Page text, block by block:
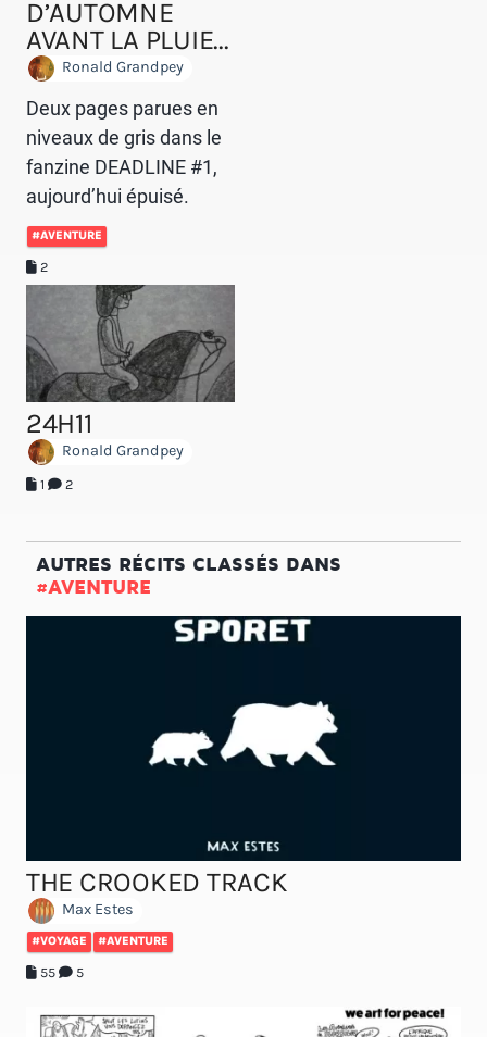
D’AUTOMNE
AVANT LA PLUIE...
Ronald Grandpey
Deux pages parues en
niveaux de gris dans le
fanzine DEADLINE #1,
aujourd’hui épuisé.
#AVENTURE
2
24H11
Ronald Grandpey
1 2
AUTRES RÉCITS CLASSÉS DANS
#AVENTURE
THE CROOKED TRACK
Max Estes
#VOYAGE #AVENTURE
55 5